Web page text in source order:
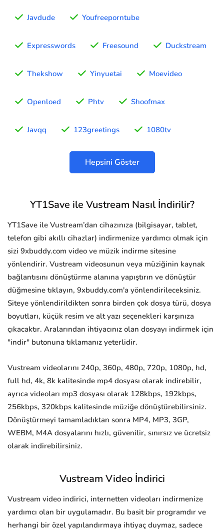
Javdude Youfreeporntube
Expresswords Freesound Duckstream
Thekshow Yinyuetai Moevideo
Openloed Phtv Shoofmax
Javqq 123greetings 1080tv
Hepsini Göster
YT1Save ile Vustream Nasıl İndirilir?
YT1Save ile Vustream’dan cihazınıza (bilgisayar, tablet,
telefon gibi akıllı cihazlar) indirmenize yardımcı olmak için
sizi 9xbuddy.com video ve müzik indirme sitesine
yönlendirir. Vustream videosunun veya müziğinin kaynak
bağlantısını dönüştürme alanına yapıştırın ve dönüştür
düğmesine tıklayın, 9xbuddy.com'a yönlendirileceksiniz.
Siteye yönlendirildikten sonra birden çok dosya türü, dosya
boyutları, küçük resim ve alt yazı seçenekleri karşınıza
çıkacaktır. Aralarından ihtiyacınız olan dosyayı indirmek için
"indir" butonuna tıklamanız yeterlidir.
Vustream videolarını 240p, 360p, 480p, 720p, 1080p, hd,
full hd, 4k, 8k kalitesinde mp4 dosyası olarak indirebilir,
ayrıca videoları mp3 dosyası olarak 128kbps, 192kbps,
256kbps, 320kbps kalitesinde müziğe dönüştürebilirsiniz.
Dönüştürmeyi tamamladıktan sonra MP4, MP3, 3GP,
WEBM, M4A dosyalarını hızlı, güvenilir, sınırsız ve ücretsiz
olarak indirebilirsiniz.
Vustream Video İndirici
Vustream video indirici, internetten videoları indirmenize
yardımcı olan bir uygulamadır. Bu basit bir programdır ve
herhangi bir özel yapılandırmaya ihtiyaç duymaz, sadece